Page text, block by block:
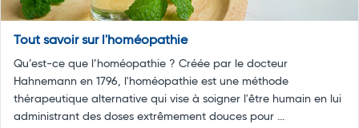
Tout savoir sur l'homéopathie
Qu’est-ce que l’homéopathie ? Créée par le docteur
Hahnemann en 1796, l'homéopathie est une méthode
thérapeutique alternative qui vise à soigner l'être humain en lui
administrant des doses extrêmement douces pour ...